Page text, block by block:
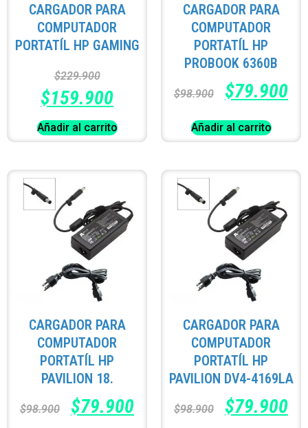
CARGADOR PARA
COMPUTADOR
PORTATÍL HP GAMING
$229.900
$159.900
Añadir al carrito
CARGADOR PARA
COMPUTADOR
PORTATÍL HP
PROBOOK 6360B
$98.900 $79.900
Añadir al carrito
CARGADOR PARA
COMPUTADOR
PORTATÍL HP
PAVILION 18.
$98.900 $79.900
CARGADOR PARA
COMPUTADOR
PORTATÍL HP
PAVILION DV4-4169LA
$98.900 $79.900